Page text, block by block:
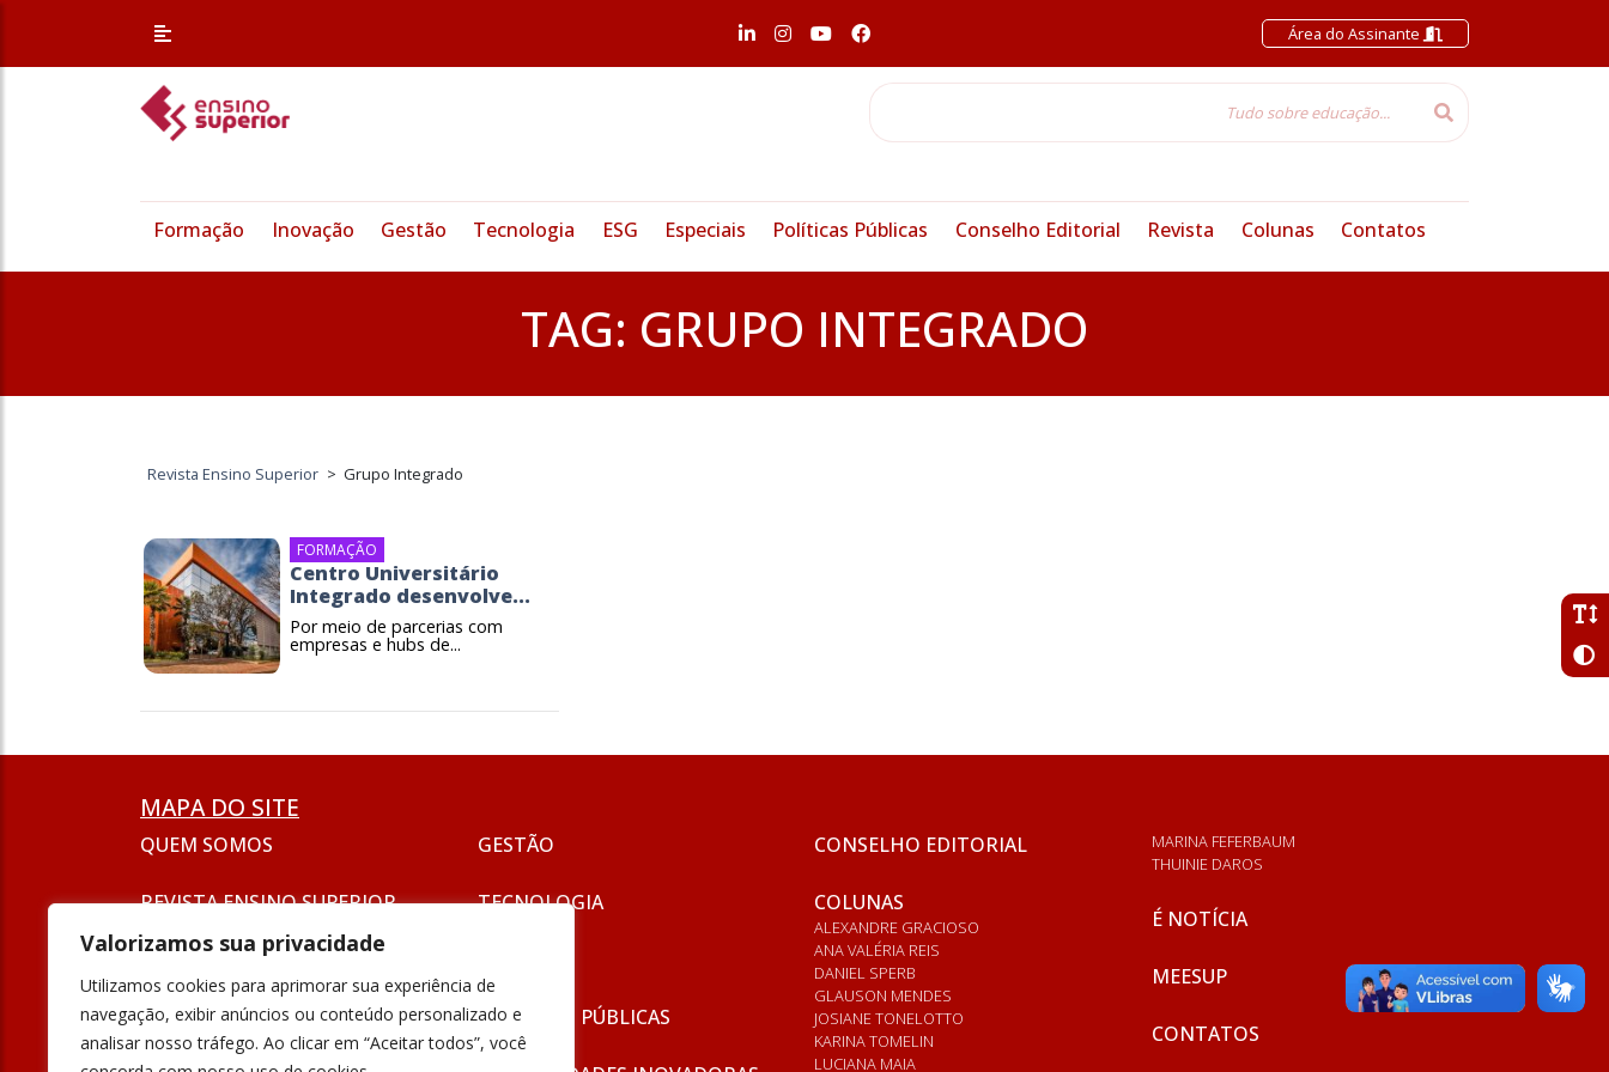
Valorizamos sua privacidade
Utilizamos cookies para aprimorar sua experiência de
navegação, exibir anúncios ou conteúdo personalizado e
analisar nosso tráfego. Ao clicar em “Aceitar todos”, você
Área do Assinante
Formação Inovação Gestão Tecnologia ESG Especiais Políticas Públicas Conselho Editorial Revista Colunas Contatos
TAG: GRUPO INTEGRADO
Revista Ensino Superior > Grupo Integrado
FORMAÇÃO
Centro Universitário
Integrado desenvolve...
Por meio de parcerias com
empresas e hubs de...
MAPA DO SITE
QUEM SOMOS
REVISTA ENSINO SUPERIOR
SEJA UM ANUNCIANTE
FORMAÇÃO
INOVAÇÃO
GESTÃO
TECNOLOGIA
POLÍTICAS PÚBLICAS
CONSELHO EDITORIAL
COLUNAS
ALEXANDRE GRACIOSO
ANA VALÉRIA REIS
DANIEL SPERB
GLAUSON MENDES
JOSIANE TONELOTTO
KARINA TOMELIN
LUCIANA MAIA
MARINA FEFERBAUM
THUINIE DAROS
É NOTÍCIA
MEESUP
CONTATOS